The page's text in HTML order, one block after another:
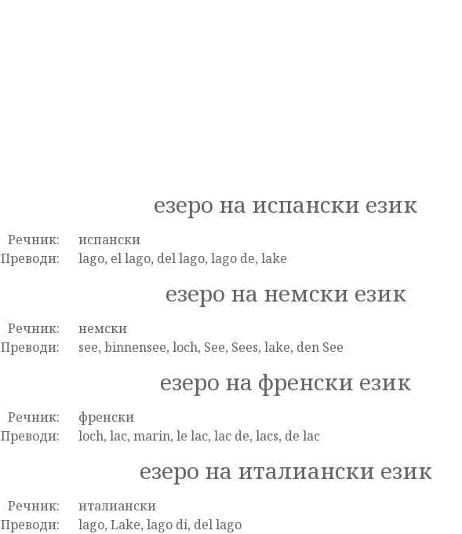
езеро на испански език
Речник:
испански
Преводи:
lago, el lago, del lago, lago de, lake
езеро на немски език
Речник:
немски
Преводи:
see, binnensee, loch, See, Sees, lake, den See
езеро на френски език
Речник:
френски
Преводи:
loch, lac, marin, le lac, lac de, lacs, de lac
езеро на италиански език
Речник:
италиански
Преводи:
lago, Lake, lago di, del lago